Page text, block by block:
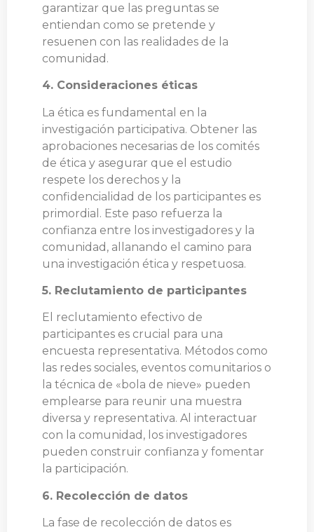
garantizar que las preguntas se
entiendan como se pretende y
resuenen con las realidades de la
comunidad.
4. Consideraciones éticas
La ética es fundamental en la
investigación participativa. Obtener las
aprobaciones necesarias de los comités
de ética y asegurar que el estudio
respete los derechos y la
confidencialidad de los participantes es
primordial. Este paso refuerza la
confianza entre los investigadores y la
comunidad, allanando el camino para
una investigación ética y respetuosa.
5. Reclutamiento de participantes
El reclutamiento efectivo de
participantes es crucial para una
encuesta representativa. Métodos como
las redes sociales, eventos comunitarios o
la técnica de «bola de nieve» pueden
emplearse para reunir una muestra
diversa y representativa. Al interactuar
con la comunidad, los investigadores
pueden construir confianza y fomentar
la participación.
6. Recolección de datos
La fase de recolección de datos es